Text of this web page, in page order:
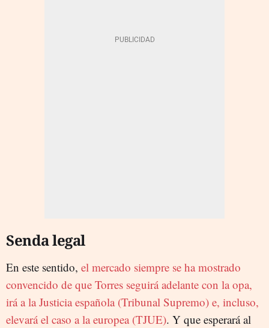
Senda legal
En este sentido, el mercado siempre se ha mostrado
convencido de que Torres seguirá adelante con la opa,
irá a la Justicia española (Tribunal Supremo) e, incluso,
elevará el caso a la europea (TJUE). Y que esperará al